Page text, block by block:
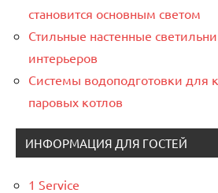
становится основным светом
Стильные настенные
интерьеров
Системы водоподготовки для
паровых котлов
ИНФОРМАЦИЯ ДЛЯ ГОСТЕЙ
1 Service